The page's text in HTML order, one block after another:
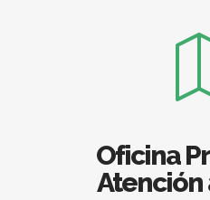
Oficina
Atención